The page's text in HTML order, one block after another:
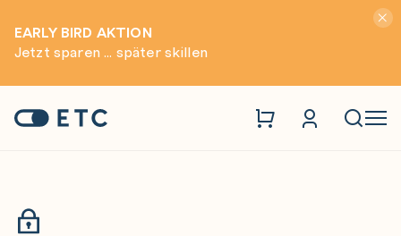
EARLY BIRD AKTION
Jetzt sparen ... später skillen
Startseite: ETC
Security Security Management im Unternehmen